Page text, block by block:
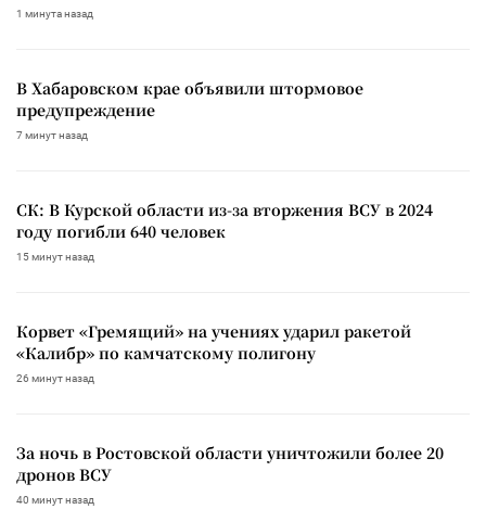
1 минута назад
В Хабаровском крае объявили штормовое
предупреждение
7 минут назад
СК: В Курской области из-за вторжения ВСУ в 2024
году погибли 640 человек
15 минут назад
Корвет «Гремящий» на учениях ударил ракетой
«Калибр» по камчатскому полигону
26 минут назад
За ночь в Ростовской области уничтожили более 20
дронов ВСУ
40 минут назад